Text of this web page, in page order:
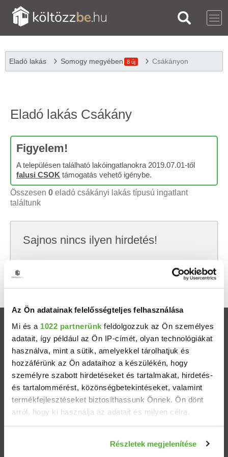
Az Ön adatainak felelősségteljes felhasználása
Mi és a 1022 partnerünk feldolgozzuk az Ön személyes
adatait, így például az Ön IP-címét, olyan technológiákat
használva, mint a sütik, amelyekkel tárolhatjuk és
hozzáférünk az Ön adataihoz a készülékén, hogy
személyre szabott hirdetéseket és tartalmakat, hirdetés-
és tartalommérést, közönségbetekintéseket, valamint
termékfejlesztéseket biztosíthassunk Önnek. Ön dönt
arról, hogy ki használja az adatait és milyen célra.
Információgyűjtés az Ön földrajzi elhelyezkedéséről
Részletek megjelenítése
Eladó lakás Somogy megyében 8 új Csákányon
Eladó lakás Csákány
Figyelem!
A településen található lakóingatlanokra 2019.07.01-től
falusi CSOK támogatás vehető igénybe.
Összesen 0 eladó csákányi lakás típusú ingatlant
találtunk
Sajnos nincs ilyen hirdetés!
keresni, hátha akkor megtalálod, amit keresel.
Ingatlanok
Eladó házak
Eladó lakások
Települések